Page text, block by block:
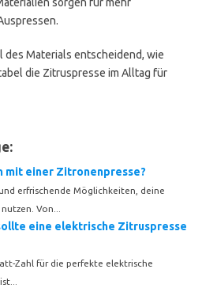
des Materials entscheidend, wie
die Zitruspresse im Alltag für
mit einer Zitronenpresse?
erfrischende Möglichkeiten, deine
Von...
eine elektrische Zitruspresse
Zahl für die perfekte elektrische